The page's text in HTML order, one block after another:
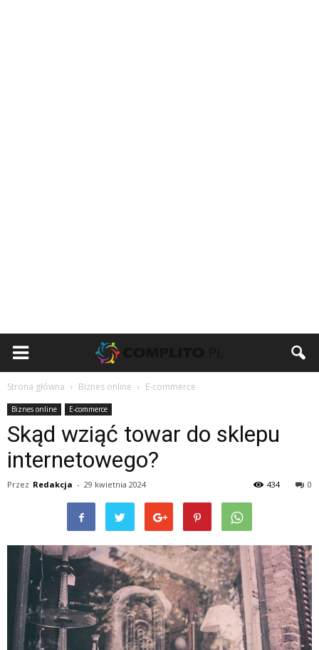
Strona główna Biznes online E-commerce
Biznes online E-commerce
Skąd wziąć towar do sklepu
internetowego?
Przez Redakcja - 29 kwietnia 2024 0
434